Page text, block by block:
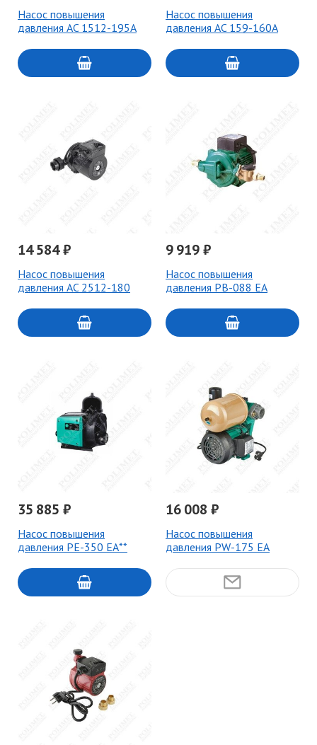
Насос повышения
давления AC 1512-195A
Насос повышения
давления AC 159-160A
14 584 ₽
Насос повышения
давления AC 2512-180
9 919 ₽
Насос повышения
давления PB-088 EA
35 885 ₽
Насос повышения
давления PE-350 EA**
16 008 ₽
Насос повышения
давления PW-175 EA